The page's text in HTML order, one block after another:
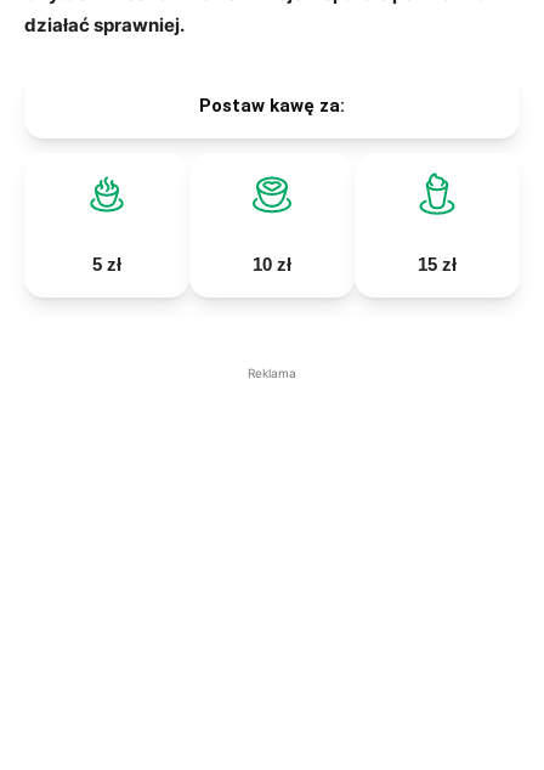
działać sprawniej.
Postaw kawę za:
5 zł 10 zł 15 zł
Reklama